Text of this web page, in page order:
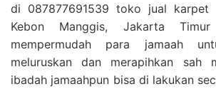
di 087877691539 toko jual karpet
Kebon Manggis, Jakarta
mempermudah para jamaah
meluruskan dan merapihkan sah
ibadah jamaahpun bisa di lakukan